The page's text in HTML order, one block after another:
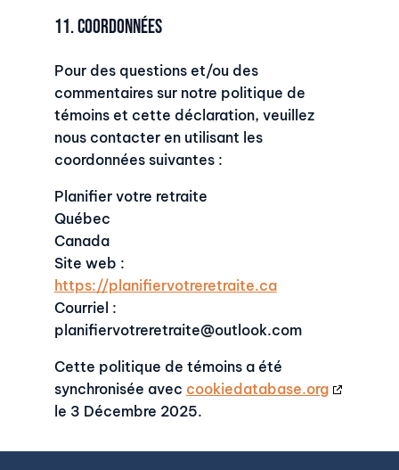
11. Coordonnées
Pour des questions et/ou des
commentaires sur notre politique de
témoins et cette déclaration, veuillez
nous contacter en utilisant les
coordonnées suivantes :
Planifier votre retraite
Québec
Canada
Site web :
https://planifiervotreretraite.ca
Courriel :
planifiervotreretraite@outlook.com
Cette politique de témoins a été
synchronisée avec cookiedatabase.org
le 3 Décembre 2025.